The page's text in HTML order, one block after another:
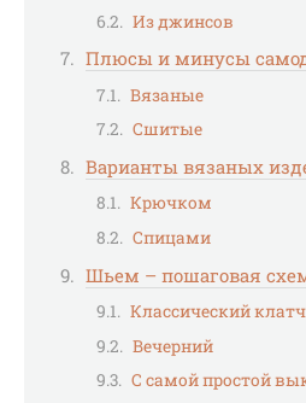
Из джинсов
Плюсы и минусы
Вязаные
Сшитые
Варианты вязаных
Крючком
Спицами
Шьем – пошаговая
Классический
Вечерний
С самой простой